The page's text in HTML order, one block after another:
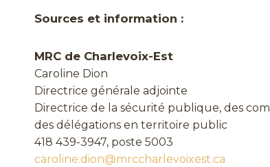
Sources et information :
MRC de Charlevoix-Est
Caroline Dion
Directrice générale adjointe
Directrice de la sécurité publique, des
des délégations en territoire public
418 439-3947, poste 5003
caroline.dion@mrccharlevoixest.ca